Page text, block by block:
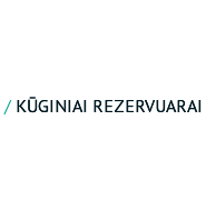
/ KŪGINIAI REZERVUARAI